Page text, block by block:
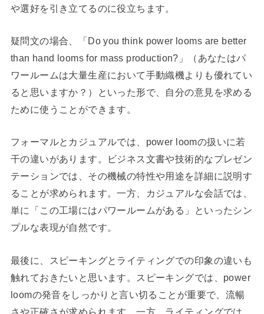
や選好を引き立てるのに役立ちます。
疑問文の場合、「Do you think power looms are better
than hand looms for mass production?」（あなたはパ
ワールームは大量生産において手動織機よりも優れてい
ると思いますか？）といった形で、自分の意見を求める
ために使うことができます。
フォーマルとカジュアルでは、power loomの扱いに若
干の違いがあります。ビジネス文書や技術的なプレゼン
テーションでは、その機械の特性や用途を詳細に説明す
ることが求められます。一方、カジュアルな会話では、
単に「この工場にはパワールームがある」といったシン
プルな表現が自然です。
最後に、スピーキングとライティングでの印象の違いも
触れておきたいと思います。スピーキングでは、power
loomの発音をしっかりと言い切ることが重要で、流暢
さや正確さが求められます。一方、ライティングでは、